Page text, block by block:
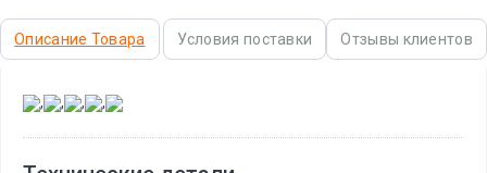
Описание Товара Условия поставки Отзывы клиентов
, , , ,